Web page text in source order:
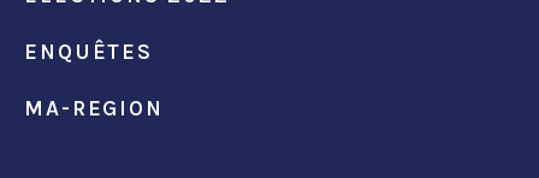
ENQUÊTES
MA-REGION